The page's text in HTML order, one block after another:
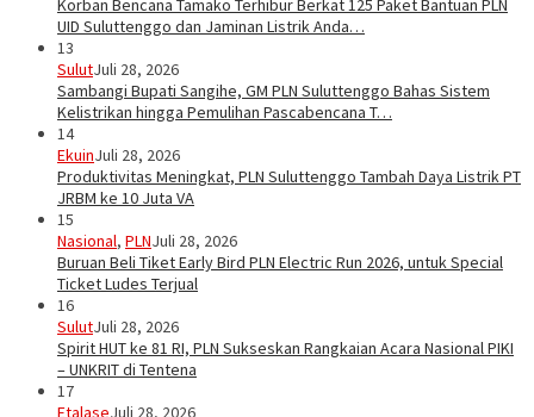
Korban Bencana Tamako Terhibur Berkat 125 Paket Bantuan PLN
UID Suluttenggo dan Jaminan Listrik Anda…
13
SulutJuli 28, 2026
Sambangi Bupati Sangihe, GM PLN Suluttenggo Bahas Sistem
Kelistrikan hingga Pemulihan Pascabencana T…
14
EkuinJuli 28, 2026
Produktivitas Meningkat, PLN Suluttenggo Tambah Daya Listrik PT
JRBM ke 10 Juta VA
15
Nasional, PLNJuli 28, 2026
Buruan Beli Tiket Early Bird PLN Electric Run 2026, untuk Special
Ticket Ludes Terjual
16
SulutJuli 28, 2026
Spirit HUT ke 81 RI, PLN Sukseskan Rangkaian Acara Nasional PIKI
– UNKRIT di Tentena
17
EtalaseJuli 28, 2026